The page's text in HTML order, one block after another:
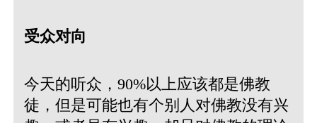
受众对向
今天的听众，90%以上应该都是佛教
徒，但是可能也有个别人对佛教没有兴